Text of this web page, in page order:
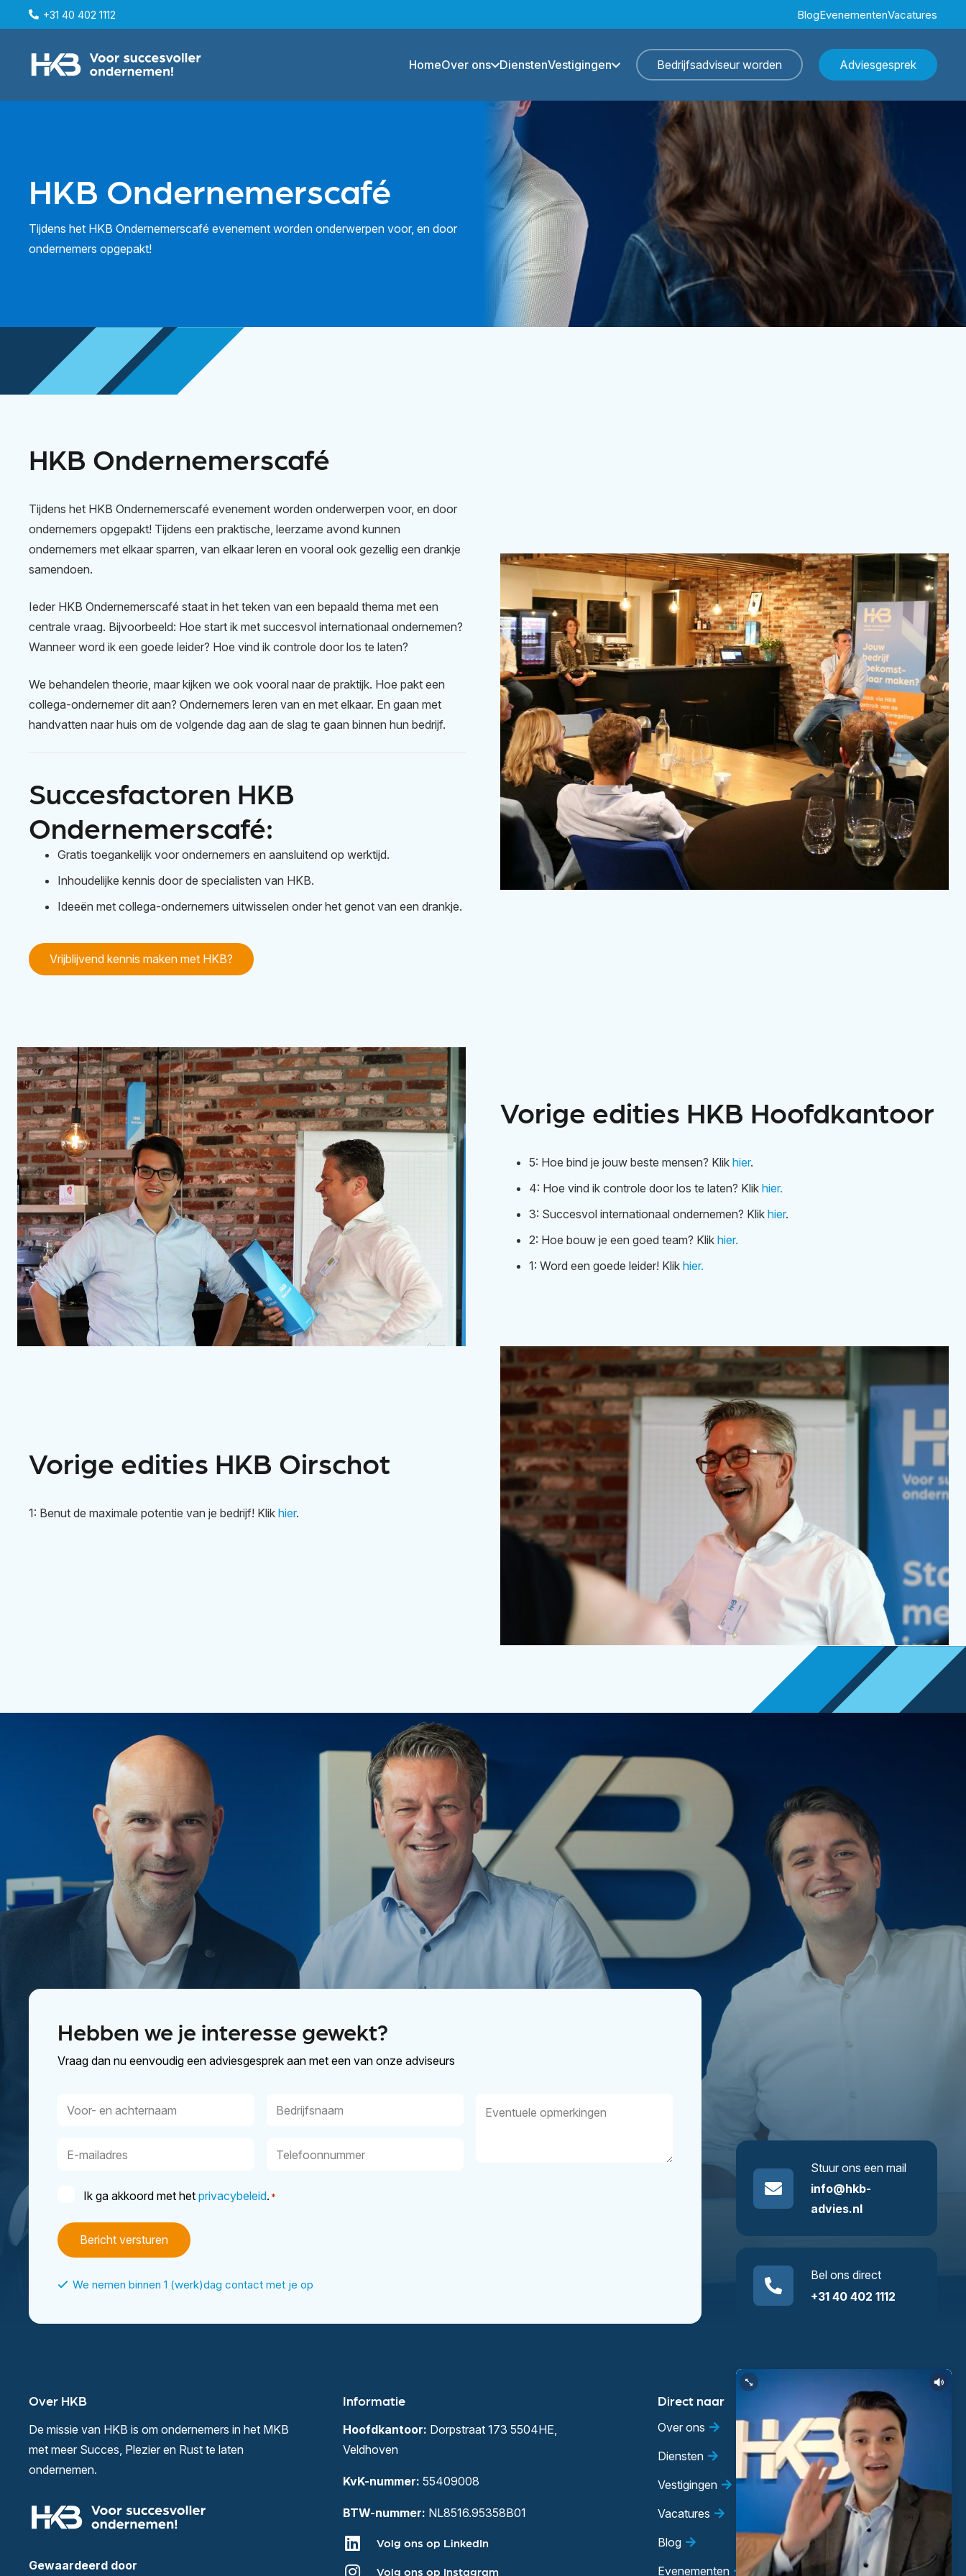
+31 40 402 1112 BlogEvenementenVacatures
HomeOver ons DienstenVestigingen Bedrijfsadviseur worden Adviesgesprek
HKB Ondernemerscafé
Tijdens het HKB Ondernemerscafé evenement worden onderwerpen voor, en door
ondernemers opgepakt!
HKB Ondernemerscafé
Tijdens het HKB Ondernemerscafé evenement worden onderwerpen voor, en door
ondernemers opgepakt! Tijdens een praktische, leerzame avond kunnen
ondernemers met elkaar sparren, van elkaar leren en vooral ook gezellig een drankje
samendoen.
Ieder HKB Ondernemerscafé staat in het teken van een bepaald thema met een
centrale vraag. Bijvoorbeeld: Hoe start ik met succesvol internationaal ondernemen?
Wanneer word ik een goede leider? Hoe vind ik controle door los te laten?
We behandelen theorie, maar kijken we ook vooral naar de praktijk. Hoe pakt een
collega-ondernemer dit aan? Ondernemers leren van en met elkaar. En gaan met
handvatten naar huis om de volgende dag aan de slag te gaan binnen hun bedrijf.
Succesfactoren HKB
Ondernemerscafé:
Gratis toegankelijk voor ondernemers en aansluitend op werktijd.
Inhoudelijke kennis door de specialisten van HKB.
Ideeën met collega-ondernemers uitwisselen onder het genot van een drankje.
Vrijblijvend kennis maken met HKB?
Vorige edities HKB Hoofdkantoor
5: Hoe bind je jouw beste mensen? Klik hier.
4: Hoe vind ik controle door los te laten? Klik hier.
3: Succesvol internationaal ondernemen? Klik hier.
2: Hoe bouw je een goed team? Klik hier.
1: Word een goede leider! Klik hier.
Vorige edities HKB Oirschot
1: Benut de maximale potentie van je bedrijf! Klik hier.
Hebben we je interesse gewekt?
Vraag dan nu eenvoudig een adviesgesprek aan met een van onze adviseurs
Voor-
Bedrijfsnaam
E-
Telefoonnummer
Instemming
Ik ga akkoord met het privacybeleid. *
We nemen binnen 1 (werk)dag contact met je op
Stuur ons een mail
info@hkb-
advies.nl
Bel ons direct
+31 40 402 1112
Over HKB
De missie van HKB is om ondernemers in het MKB
met meer Succes, Plezier en Rust te laten
ondernemen.
Gewaardeerd door
Informatie
Hoofdkantoor: Dorpstraat 173 5504HE,
Veldhoven
KvK-nummer:55409008
BTW-nummer: NL8516.95358B01
Volg ons op LinkedIn
Volg ons op Instagram
Direct naar
Over ons
Diensten
Vestigingen
Vacatures
Blog
Evenementen